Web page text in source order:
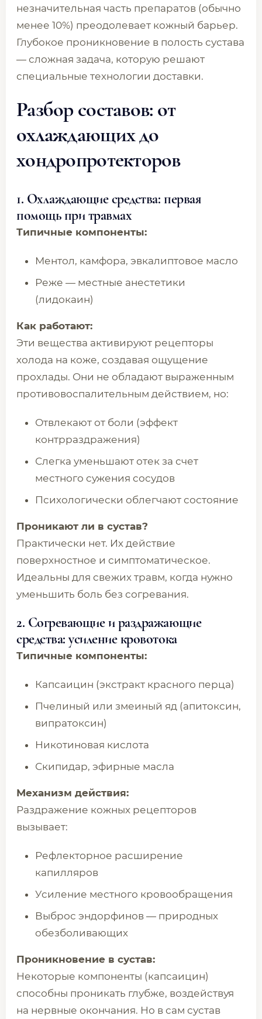
незначительная часть препаратов (обычно
менее 10%) преодолевает кожный барьер.
Глубокое проникновение в полость сустава
— сложная задача, которую решают
специальные технологии доставки.
Разбор составов: от
охлаждающих до
хондропротекторов
1. Охлаждающие средства: первая
помощь при травмах
Типичные компоненты:
Ментол, камфора, эвкалиптовое масло
Реже — местные анестетики
(лидокаин)
Как работают:
Эти вещества активируют рецепторы
холода на коже, создавая ощущение
прохлады. Они не обладают выраженным
противовоспалительным действием, но:
Отвлекают от боли (эффект
контрраздражения)
Слегка уменьшают отек за счет
местного сужения сосудов
Психологически облегчают состояние
Проникают ли в сустав?
Практически нет. Их действие
поверхностное и симптоматическое.
Идеальны для свежих травм, когда нужно
уменьшить боль без согревания.
2. Согревающие и раздражающие
средства: усиление кровотока
Типичные компоненты:
Капсаицин (экстракт красного перца)
Пчелиный или змеиный яд (апитоксин,
випратоксин)
Никотиновая кислота
Скипидар, эфирные масла
Механизм действия:
Раздражение кожных рецепторов
вызывает:
Рефлекторное расширение
капилляров
Усиление местного кровообращения
Выброс эндорфинов — природных
обезболивающих
Проникновение в сустав:
Некоторые компоненты (капсаицин)
способны проникать глубже, воздействуя
на нервные окончания. Но в сам сустав